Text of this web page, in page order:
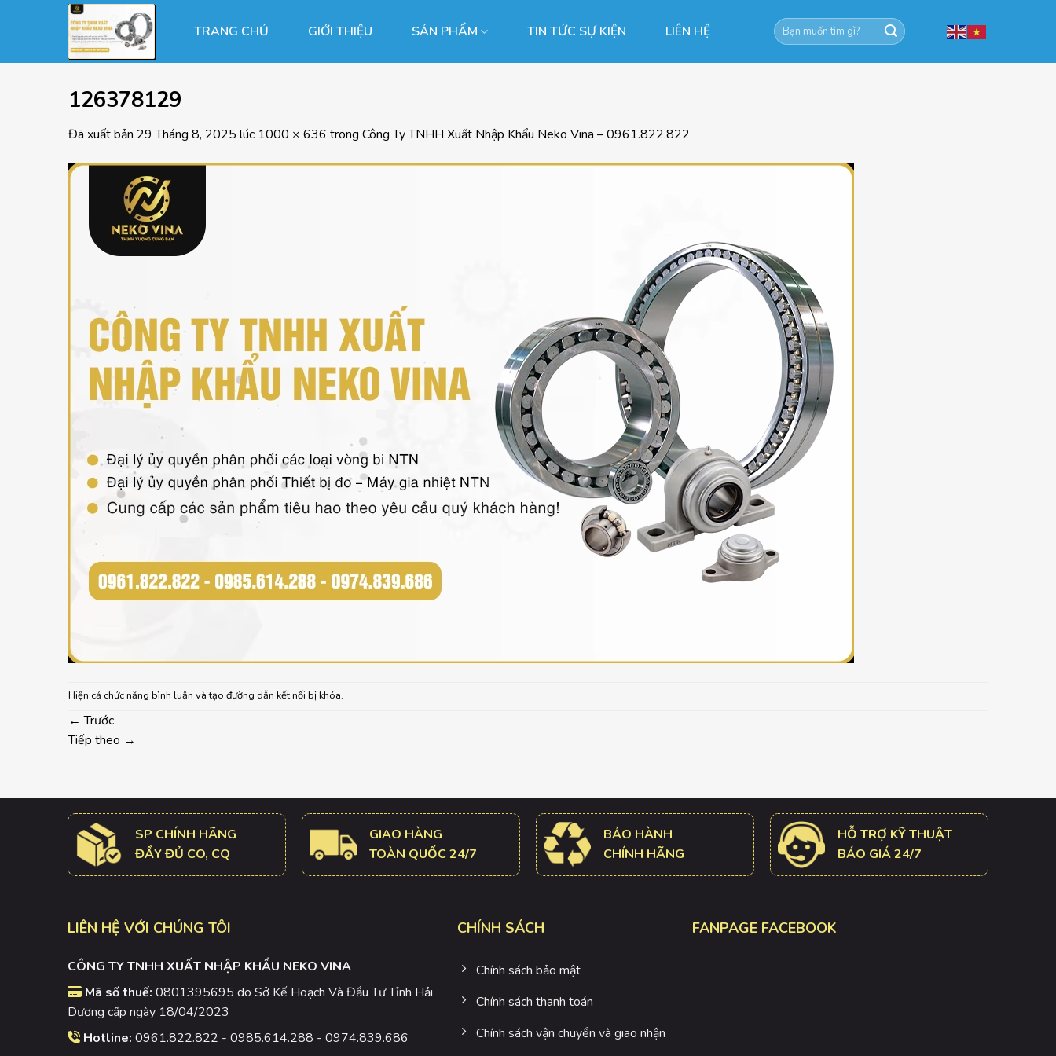
dung
TRANG CHỦ GIỚI THIỆU SẢN PHẨM TIN TỨC SỰ KIỆN LIÊN HỆ
Tìm
kiếm:
126378129
Đã xuất bản 29 Tháng 8, 2025 lúc 1000 × 636 trong Công Ty TNHH Xuất Nhập Khẩu Neko Vina – 0961.822.822
Hiện cả chức năng bình luận và tạo đường dẫn kết nối bị khóa.
← Trước
Tiếp theo →
SP CHÍNH HÃNG
ĐẦY ĐỦ CO, CQ
GIAO HÀNG
TOÀN QUỐC 24/7
BẢO HÀNH
CHÍNH HÃNG
HỖ TRỢ KỸ THUẬT
BÁO GIÁ 24/7
LIÊN HỆ VỚI CHÚNG TÔI
CÔNG TY TNHH XUẤT NHẬP KHẨU NEKO VINA
Mã số thuế: 0801395695 do Sở Kế Hoạch Và Đầu Tư Tỉnh Hải
Dương cấp ngày 18/04/2023
Hotline: 0961.822.822 - 0985.614.288 - 0974.839.686
CHÍNH SÁCH
Chính sách bảo mật
Chính sách thanh toán
Chính sách vận chuyển và giao nhận
FANPAGE FACEBOOK